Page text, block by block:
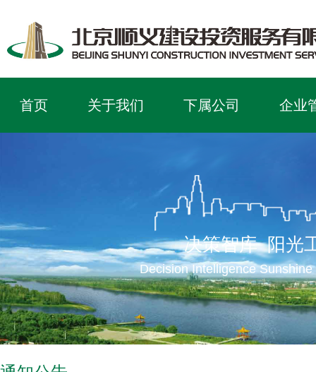
首页 关于我们 下属公司 企业
决策智库 阳光
Decision Intelligence